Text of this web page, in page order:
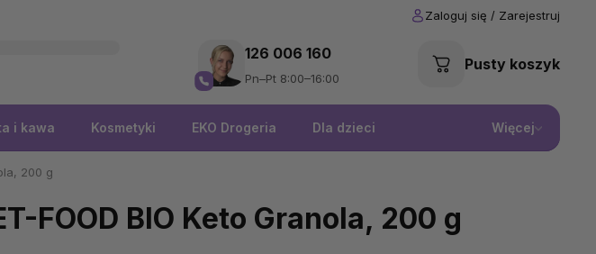
Pusty koszyk
126 006 160
Pn–Pt 8:00–16:00
i kawa Kosmetyki EKO Drogeria Dla dzieci Więcej
200 g
FOOD BIO Keto Granola, 200 g